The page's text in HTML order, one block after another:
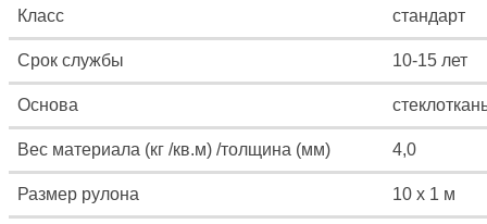
Класс стандарт
Срок службы 10-15 лет
Основа
Вес материала (кг /кв.м) /толщина (мм) 4,0
Размер рулона 10 х 1 м